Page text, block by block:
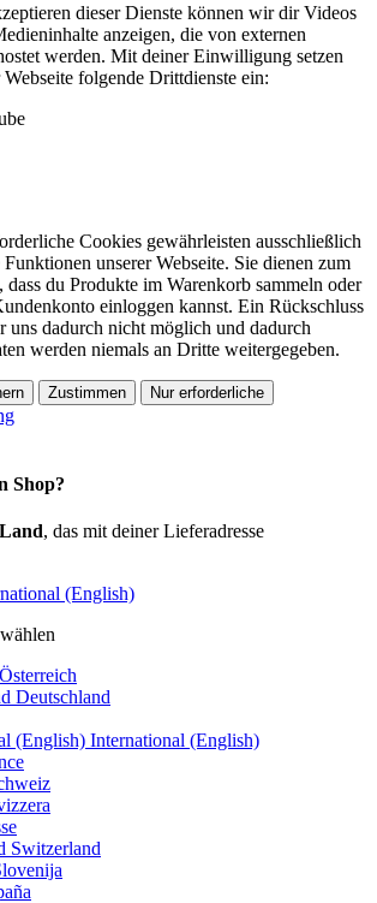
dieser Dienste können wir dir Videos
anzeigen, die von externen
werden. Mit deiner Einwilligung setzen
folgende Drittdienste ein:
Cookies gewährleisten ausschließlich
unserer Webseite. Sie dienen zum
dass du Produkte im Warenkorb sammeln oder
einloggen kannst. Ein Rückschluss
uns dadurch nicht möglich und dadurch
werden niemals an Dritte weitergegeben.
Zustimmen Nur erforderliche
Shop?
, das mit deiner Lieferadresse
(English)
Österreich
Deutschland
International (English)
Switzerland